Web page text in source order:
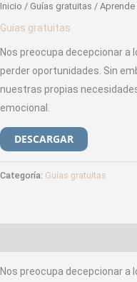
Inicio / Guías gratuitas / Aprende
Guías gratuitas
Nos preocupa decepcionar a
perder oportunidades. Sin
nuestras propias
emocional.
DESCARGAR
Categoría: Guías gratuitas
Nos preocupa decepcionar a